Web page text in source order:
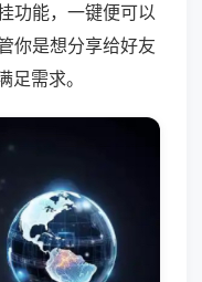
功能，一键便可以
你是想分享给好友
需求。